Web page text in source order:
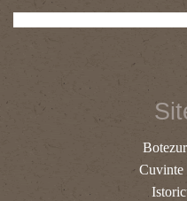
Cuvinte